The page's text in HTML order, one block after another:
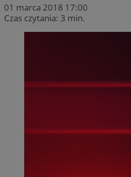
01 marca 2018 17:00
Czas czytania: 3 min.